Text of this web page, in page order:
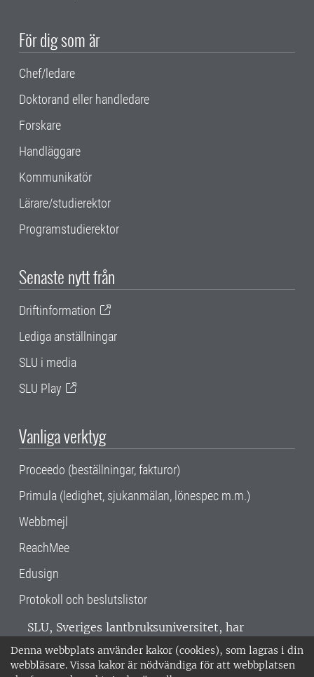
Denna webbplats använder kakor (cookies), som lagras i din
webbläsare. Vissa kakor är nödvändiga för att webbplatsen
För dig som är
Chef/ledare
Doktorand eller handledare
Forskare
Handläggare
Kommunikatör
Lärare/studierektor
Programstudierektor
Senaste nytt från
Driftinformation
Lediga anställningar
SLU i media
SLU Play
Vanliga verktyg
Proceedo (beställningar, fakturor)
Primula (ledighet, sjukanmälan, lönespec m.m.)
Webbmejl
ReachMee
Edusign
Protokoll och beslutslistor
SLU, Sveriges lantbruksuniversitet, har
verksamhet över hela Sverige. Huvudorter är
Alnarp, Uppsala och Umeå.SLU är